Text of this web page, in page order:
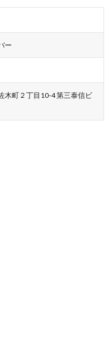
ー
木町２丁目10-4 第三泰信ビ